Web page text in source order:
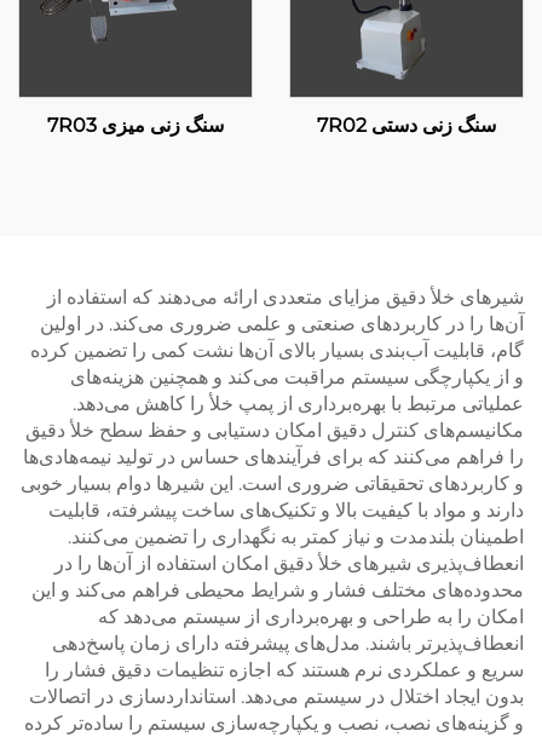
سنگ زنی دستی 7R02 سنگ زنی میزی 7R03
شیرهای خلأ دقیق مزایای متعددی ارائه می‌دهند که استفاده از
آن‌ها را در کاربردهای صنعتی و علمی ضروری می‌کند. در اولین
گام، قابلیت آب‌بندی بسیار بالای آن‌ها نشت کمی را تضمین کرده
و از یکپارچگی سیستم مراقبت می‌کند و همچنین هزینه‌های
عملیاتی مرتبط با بهره‌برداری از پمپ خلأ را کاهش می‌دهد.
مکانیسم‌های کنترل دقیق امکان دستیابی و حفظ سطح خلأ دقیق
را فراهم می‌کنند که برای فرآیندهای حساس در تولید نیمه‌هادی‌ها
و کاربردهای تحقیقاتی ضروری است. این شیرها دوام بسیار خوبی
دارند و مواد با کیفیت بالا و تکنیک‌های ساخت پیشرفته، قابلیت
اطمینان بلندمدت و نیاز کمتر به نگهداری را تضمین می‌کنند.
انعطاف‌پذیری شیرهای خلأ دقیق امکان استفاده از آن‌ها را در
محدوده‌های مختلف فشار و شرایط محیطی فراهم می‌کند و این
امکان را به طراحی و بهره‌برداری از سیستم می‌دهد که
انعطاف‌پذیرتر باشند. مدل‌های پیشرفته دارای زمان پاسخ‌دهی
سریع و عملکردی نرم هستند که اجازه تنظیمات دقیق فشار را
بدون ایجاد اختلال در سیستم می‌دهد. استانداردسازی در اتصالات
و گزینه‌های نصب، نصب و یکپارچه‌سازی سیستم را ساده‌تر کرده